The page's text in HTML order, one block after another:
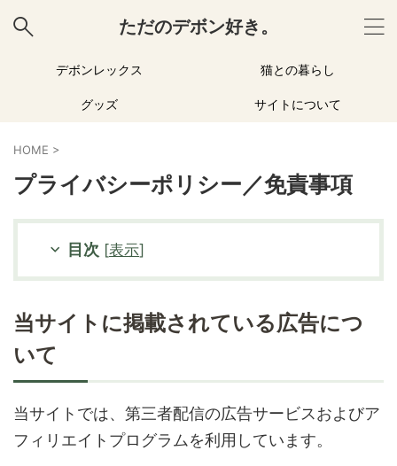
ただのデボン好き。
デボンレックス 猫との暮らし
グッズ サイトについて
HOME >
プライバシーポリシー／免責事項
目次 [表示]
当サイトに掲載されている広告につ
いて
当サイトでは、第三者配信の広告サービスおよびア
フィリエイトプログラムを利用しています。